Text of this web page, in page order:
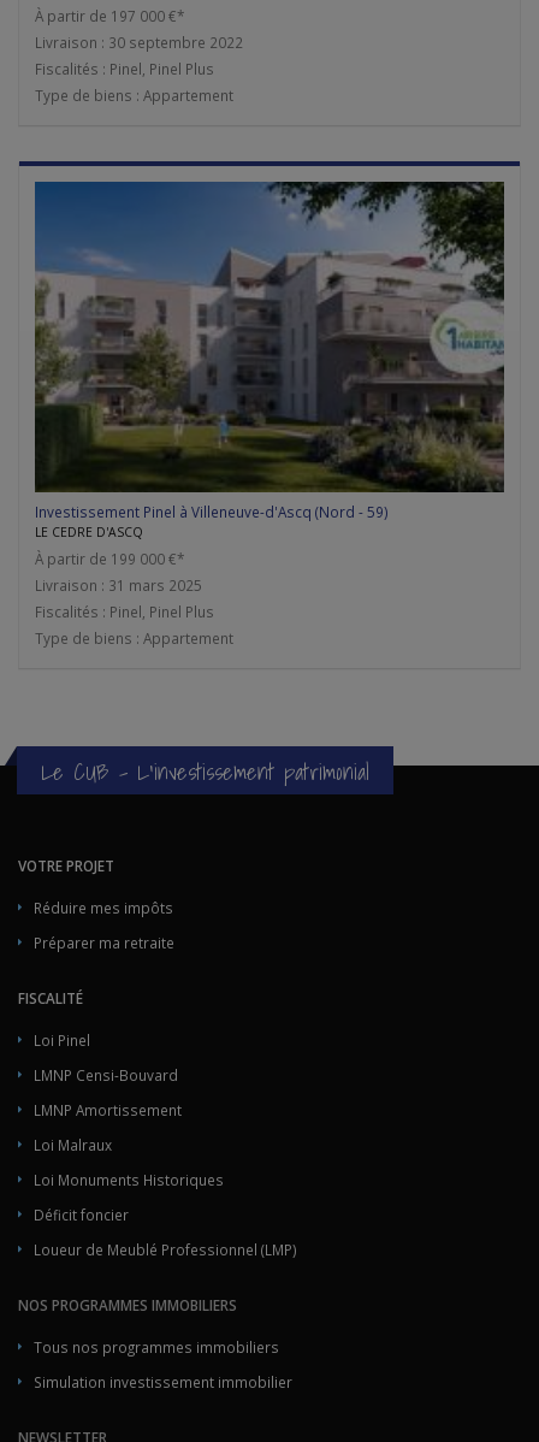
À partir de 197 000 €*
Livraison : 30 septembre 2022
Fiscalités : Pinel, Pinel Plus
Type de biens : Appartement
Investissement Pinel à Villeneuve-d'Ascq (Nord - 59)
LE CEDRE D'ASCQ
À partir de 199 000 €*
Livraison : 31 mars 2025
Fiscalités : Pinel, Pinel Plus
Type de biens : Appartement
Le CUB - L'investissement patrimonial
VOTRE PROJET
Réduire mes impôts
Préparer ma retraite
FISCALITÉ
Loi Pinel
LMNP Censi-Bouvard
LMNP Amortissement
Loi Malraux
Loi Monuments Historiques
Déficit foncier
Loueur de Meublé Professionnel (LMP)
NOS PROGRAMMES IMMOBILIERS
Tous nos programmes immobiliers
Simulation investissement immobilier
NEWSLETTER